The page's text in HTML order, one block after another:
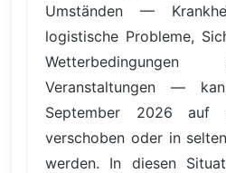
Umständen —
logistische Probleme,
Veranstaltungen —
September 2026 auf
verschoben oder in
werden. In diesen